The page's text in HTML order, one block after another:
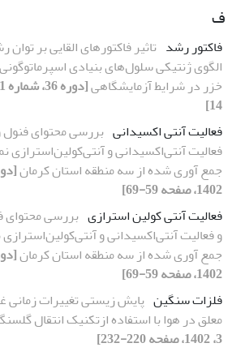
ف
فاکتور رشد تاثیر فاکتور‌های القایی بر
الگوی ژنتیکی سلول‌های بنیادی
خزر در شرایط آزمایشگاهی
14]
فعالیت آنتی اکسیدانی بررسی محتوای فنول
فعالیت آنتی‌اکسیدانی و آنتی‌کولین‌استرازی
جمع آوری شده از سه منطقه استان کرمان
1402، صفحه 59-69]
فعالیت آنتی کولین استرازی بررسی محتوای
و فعالیت آنتی‌اکسیدانی و
جمع آوری شده از سه منطقه استان کرمان
1402، صفحه 59-69]
فلزات سنگین پایش زیستی تغییرات
معلق در هوا با استفاده ازتکنیک انتقال
3، 1402، صفحه 220-232]